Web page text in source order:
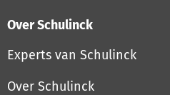
Over Schulinck
Experts van Schulinck
Over Schulinck